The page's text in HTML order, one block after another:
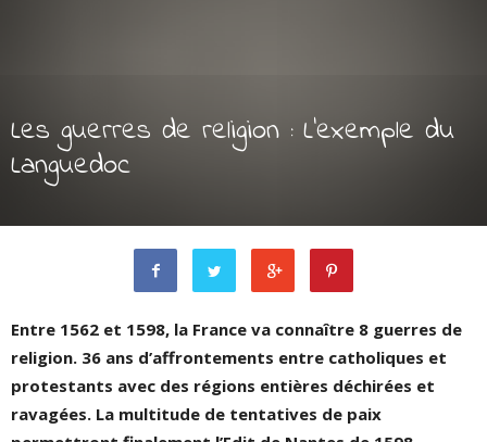
Les guerres de religion : L’exemple du
Languedoc
Entre 1562 et 1598, la France va connaître 8 guerres de
religion. 36 ans d’affrontements entre catholiques et
protestants avec des régions entières déchirées et
ravagées. La multitude de tentatives de paix